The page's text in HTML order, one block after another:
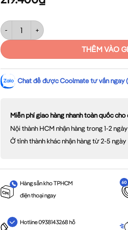
Đèn LED panel nhựa gắn nổi 18W đổi màu
THÊM VÀO
Chat để được Coolmate tư vấn ngay
Miễn phí giao hàng nhanh toàn quốc
Nội thành HCM nhận hàng trong 1-2 ngày
Ở tỉnh thành khác nhận hàng từ 2-5 ngày
Hàng sẵn kho TPHCM
điện thoại ngay
Hotline 0938143268 hỗ